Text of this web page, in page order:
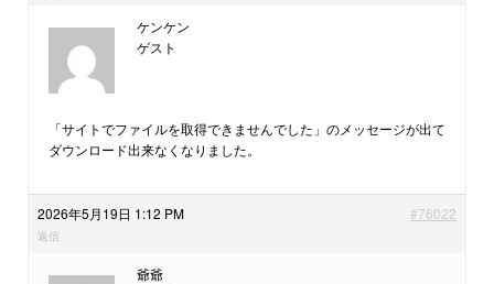
ケンケン
ゲスト
「サイトでファイルを取得できませんでした」のメッセージが出て
ダウンロード出来なくなりました。
2026年5月19日 1:12 PM #76022
返信
爺爺